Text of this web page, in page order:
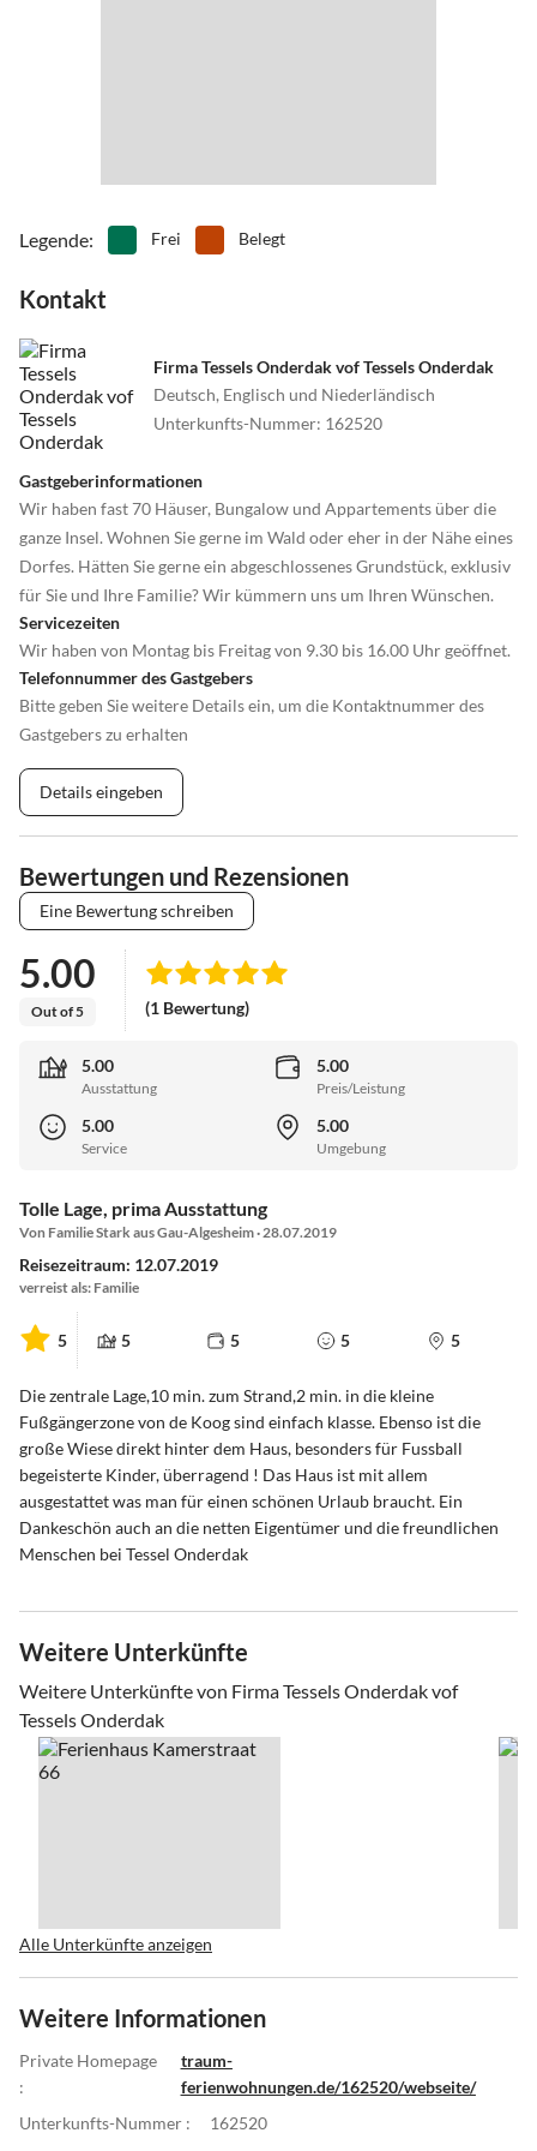
Legende: Frei Belegt
Kontakt
Firma Tessels Onderdak vof Tessels Onderdak
Deutsch, Englisch und Niederländisch
Unterkunfts-Nummer: 162520
Gastgeberinformationen
Wir haben fast 70 Häuser, Bungalow und Appartements über die
ganze Insel. Wohnen Sie gerne im Wald oder eher in der Nähe eines
Dorfes. Hätten Sie gerne ein abgeschlossenes Grundstück, exklusiv
für Sie und Ihre Familie? Wir kümmern uns um Ihren Wünschen.
Servicezeiten
Wir haben von Montag bis Freitag von 9.30 bis 16.00 Uhr geöffnet.
Telefonnummer des Gastgebers
Bitte geben Sie weitere Details ein, um die Kontaktnummer des
Gastgebers zu erhalten
Details eingeben
Bewertungen und Rezensionen
Eine Bewertung schreiben
5.00
Out of 5 (1 Bewertung)
5.00
Ausstattung
5.00
Preis/Leistung
5.00
Service
5.00
Umgebung
Tolle Lage, prima Ausstattung
Von Familie Stark aus Gau-Algesheim · 28.07.2019
Reisezeitraum: 12.07.2019
verreist als: Familie
5 5 5 5 5
Die zentrale Lage,10 min. zum Strand,2 min. in die kleine
Fußgängerzone von de Koog sind einfach klasse. Ebenso ist die
große Wiese direkt hinter dem Haus, besonders für Fussball
begeisterte Kinder, überragend ! Das Haus ist mit allem
ausgestattet was man für einen schönen Urlaub braucht. Ein
Dankeschön auch an die netten Eigentümer und die freundlichen
Menschen bei Tessel Onderdak
Weitere Unterkünfte
Weitere Unterkünfte von Firma Tessels Onderdak vof
Tessels Onderdak
Alle Unterkünfte anzeigen
Weitere Informationen
Private Homepage
:
traum-
ferienwohnungen.de/162520/webseite/
Unterkunfts-Nummer :
162520